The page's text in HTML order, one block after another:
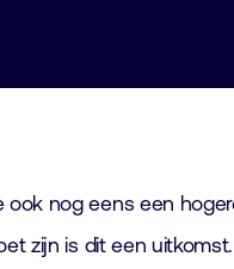
nog eens een
zijn is dit een uitkomst.